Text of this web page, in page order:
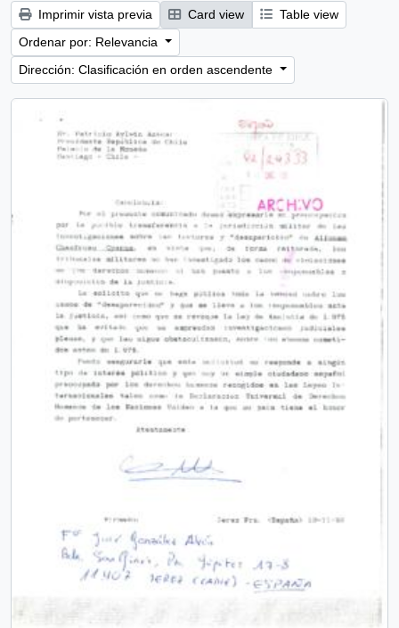
Imprimir vista previa Card view
Table view
Ordenar por: Relevancia
Dirección: Clasificación en orden ascendente